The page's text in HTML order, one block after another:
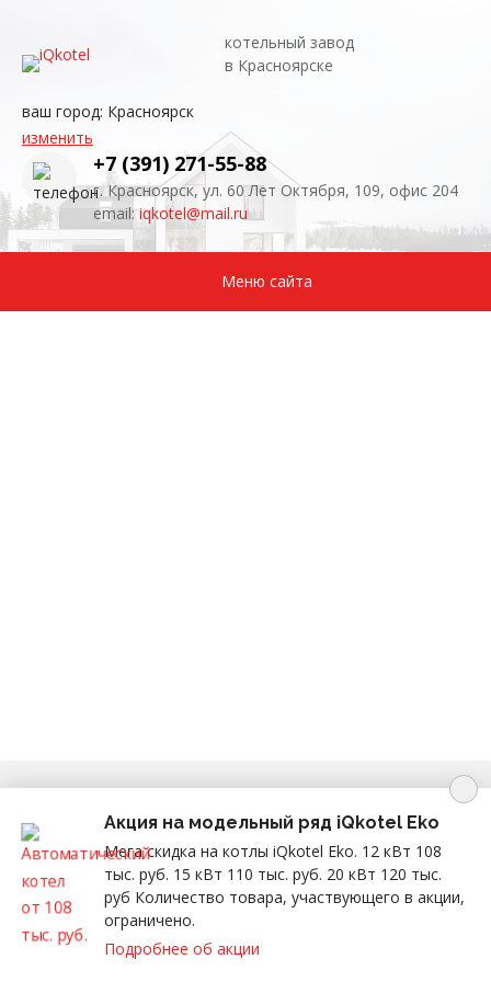
котельный завод
в Красноярске
ваш город: Красноярск
изменить
+7 (391) 271-55-88
г. Красноярск, ул. 60 Лет Октября, 109, офис 204
email:iqkotel@mail.ru
Меню сайта
1
Акция на модельный ряд iQkotel Eko
Мега скидка на котлы iQkotel Eko. 12 кВт 108
тыс. руб. 15 кВт 110 тыс. руб. 20 кВт 120 тыс.
руб Количество товара, участвующего в акции,
ограничено.
Подробнее об акции
в Красноярске
на сайте используются изображения с сервиса Freepik